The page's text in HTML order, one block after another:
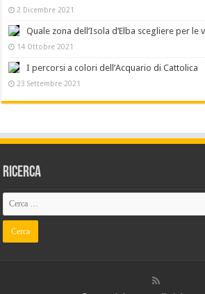
2 Dicembre 2021
Quale zona dell’Isola d’Elba scegliere per le
14 Ottobre 2021
I percorsi a colori dell’Acquario di Cattolica
23 Settembre 2021
Ricerca